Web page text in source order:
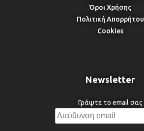
Όροι Χρήσης
Πολιτική Απορρήτου
Cookies
Newsletter
Γράψτε το email σας